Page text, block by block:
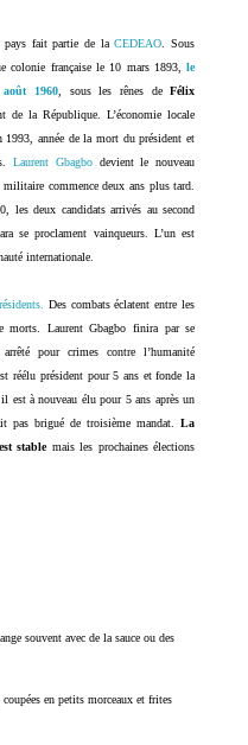
pays fait partie de laCEDEAO . Sous
colonie française le 10 mars 1893,le
1960 , sous les rênes deFélix
de la République. L’économie locale
1993, année de la mort du président et
Laurent Gbagbodevient le nouveau
commence deux ans plus tard.
les deux candidats arrivés au second
se proclament vainqueurs. L’un est
internationale.
Des combats éclatent entre les
Laurent Gbagbo finira par se
pour crimes contre l’humanité
réélu président pour 5 ans et fonde la
est à nouveau élu pour 5 ans après un
pas brigué de troisième mandat.La
stablemais les prochaines élections
souvent avec de la sauce ou des
en petits morceaux et frites